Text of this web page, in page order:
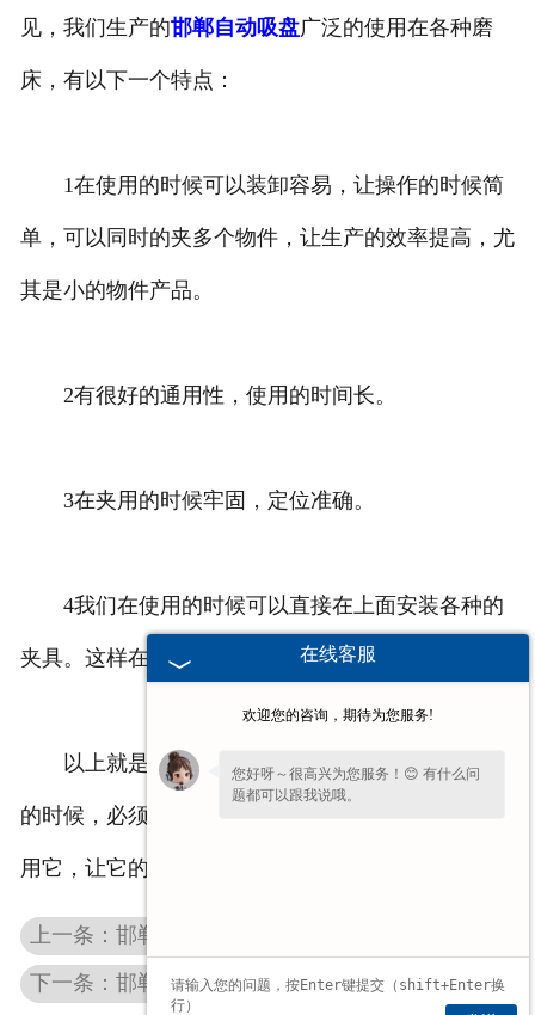
见，我们生产的邯郸自动吸盘广泛的使用在各种磨
床，有以下一个特点：
1在使用的时候可以装卸容易，让操作的时候简
单，可以同时的夹多个物件，让生产的效率提高，尤
其是小的物件产品。
2有很好的通用性，使用的时间长。
3在夹用的时候牢固，定位准确。
4我们在使用的时候可以直接在上面安装各种的
夹具。这样在使用的时候就可以随时的更换。
以上就是自动吸盘的特点，我们在使用一件东西
的时候，必须要知道，了解它，这样就可以更好的使
用它，让它的功能发挥到底。
上一条：邯郸自动化真空吸盘
下一条：邯郸电永磁吸盘
在线客服
欢迎您的咨询，期待为您服务!
您好呀～很高兴为您服务！😊 有什么问
题都可以跟我说哦。